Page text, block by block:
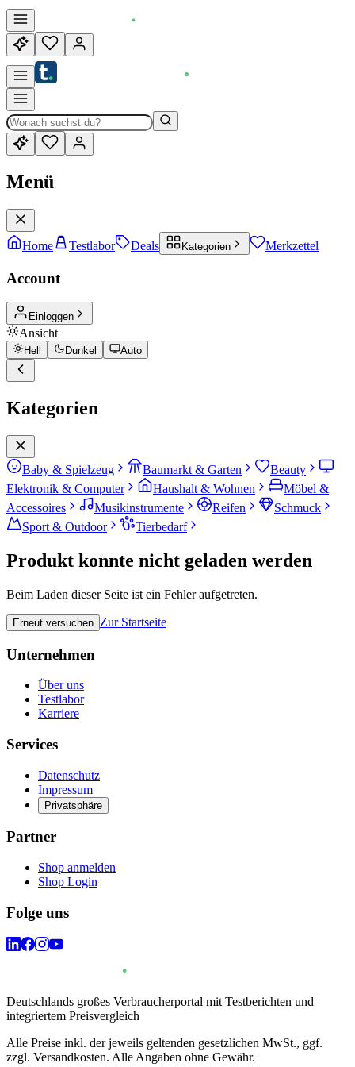
Menü
Home Testlabor Deals Kategorien Merkzettel
Account
Einloggen
Ansicht
Hell Dunkel Auto
Kategorien
Baby & Spielzeug Baumarkt & Garten
Beauty
Elektronik & Computer
Haushalt & Wohnen
Möbel &
Accessoires
Musikinstrumente Reifen
Schmuck
Sport & Outdoor
Tierbedarf
Produkt konnte nicht geladen werden
Beim Laden dieser Seite ist ein Fehler aufgetreten.
Erneut versuchen Zur Startseite
Unternehmen
Über uns
Testlabor
Karriere
Services
Datenschutz
Impressum
Privatsphäre
Partner
Shop anmelden
Shop Login
Folge uns
Deutschlands großes Verbraucherportal mit Testberichten und
integriertem Preisvergleich
Alle Preise inkl. der jeweils geltenden gesetzlichen MwSt., ggf.
zzgl. Versandkosten. Alle Angaben ohne Gewähr.